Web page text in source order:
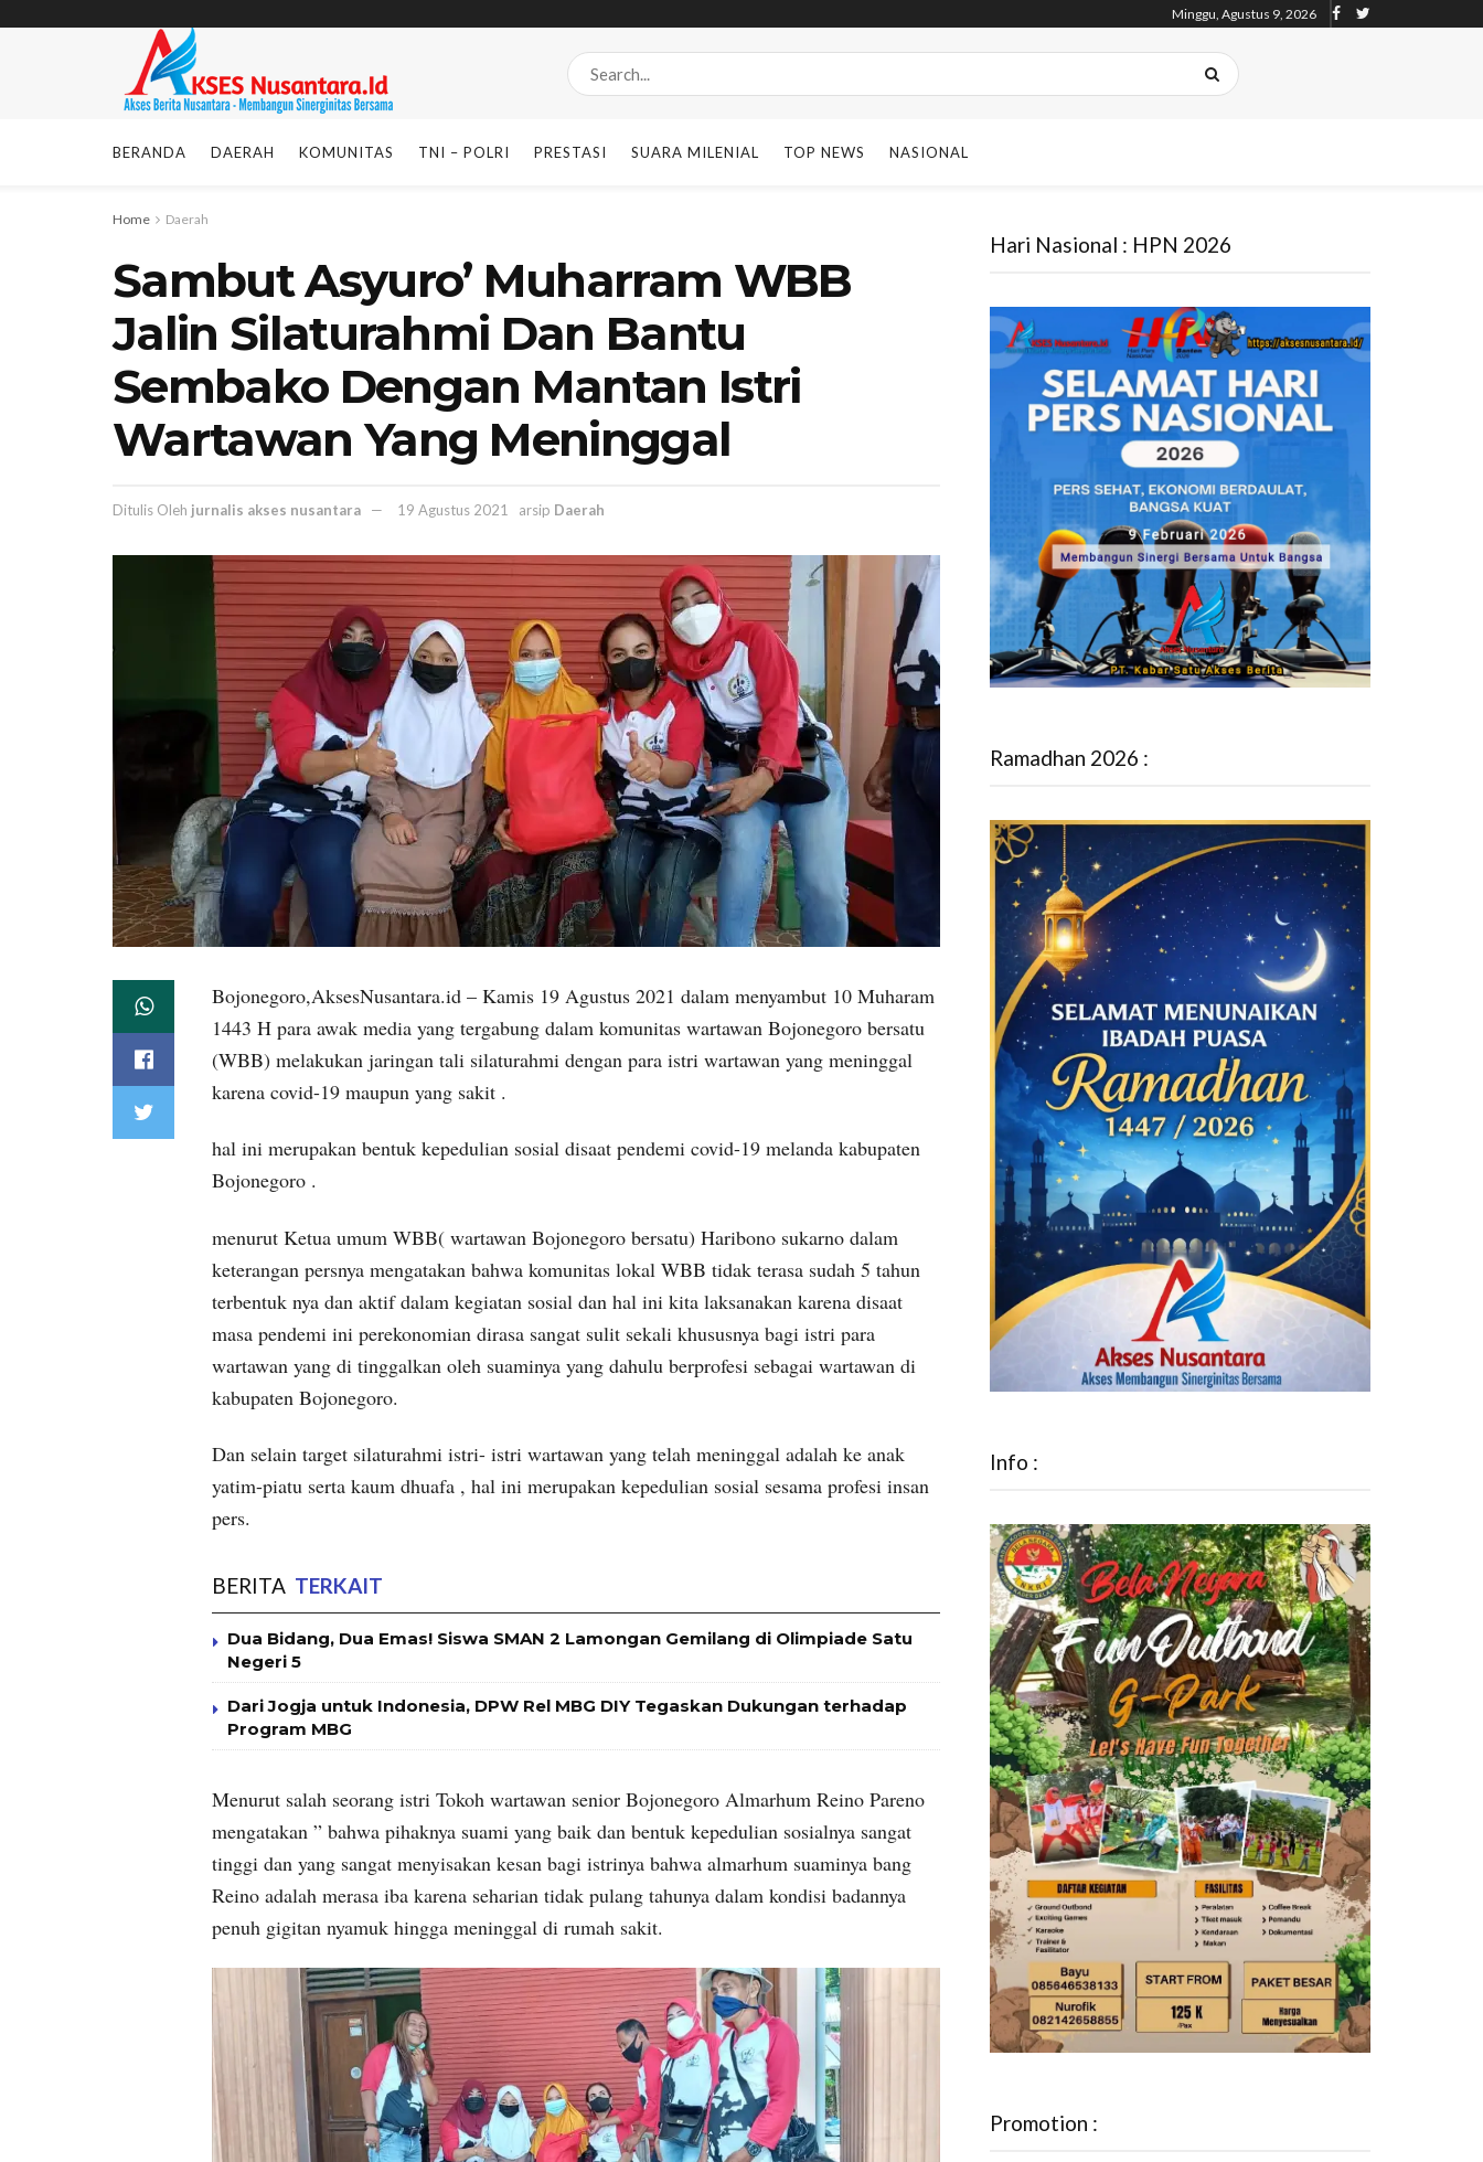
Minggu, Agustus 9, 2026
BERANDA DAERAH KOMUNITAS TNI – POLRI PRESTASI SUARA MILENIAL TOP NEWS NASIONAL
Home Daerah
Sambut Asyuro’ Muharram WBB
Jalin Silaturahmi Dan Bantu
Sembako Dengan Mantan Istri
Wartawan Yang Meninggal
Ditulis Oleh jurnalis akses nusantara 19 Agustus 2021 arsip Daerah
Bojonegoro,AksesNusantara.id – Kamis 19 Agustus 2021 dalam menyambut 10 Muharam
1443 H para awak media yang tergabung dalam komunitas wartawan Bojonegoro bersatu
(WBB) melakukan jaringan tali silaturahmi dengan para istri wartawan yang meninggal
karena covid-19 maupun yang sakit .
hal ini merupakan bentuk kepedulian sosial disaat pendemi covid-19 melanda kabupaten
Bojonegoro .
menurut Ketua umum WBB( wartawan Bojonegoro bersatu) Haribono sukarno dalam
keterangan persnya mengatakan bahwa komunitas lokal WBB tidak terasa sudah 5 tahun
terbentuk nya dan aktif dalam kegiatan sosial dan hal ini kita laksanakan karena disaat
masa pendemi ini perekonomian dirasa sangat sulit sekali khususnya bagi istri para
wartawan yang di tinggalkan oleh suaminya yang dahulu berprofesi sebagai wartawan di
kabupaten Bojonegoro.
Dan selain target silaturahmi istri- istri wartawan yang telah meninggal adalah ke anak
yatim-piatu serta kaum dhuafa , hal ini merupakan kepedulian sosial sesama profesi insan
pers.
BERITA TERKAIT
Dua Bidang, Dua Emas! Siswa SMAN 2 Lamongan Gemilang di Olimpiade Satu
Negeri 5
Dari Jogja untuk Indonesia, DPW Rel MBG DIY Tegaskan Dukungan terhadap
Program MBG
Menurut salah seorang istri Tokoh wartawan senior Bojonegoro Almarhum Reino Pareno
mengatakan ” bahwa pihaknya suami yang baik dan bentuk kepedulian sosialnya sangat
tinggi dan yang sangat menyisakan kesan bagi istrinya bahwa almarhum suaminya bang
Reino adalah merasa iba karena seharian tidak pulang tahunya dalam kondisi badannya
penuh gigitan nyamuk hingga meninggal di rumah sakit.
Hari Nasional : HPN 2026
Ramadhan 2026 :
Info :
Promotion :